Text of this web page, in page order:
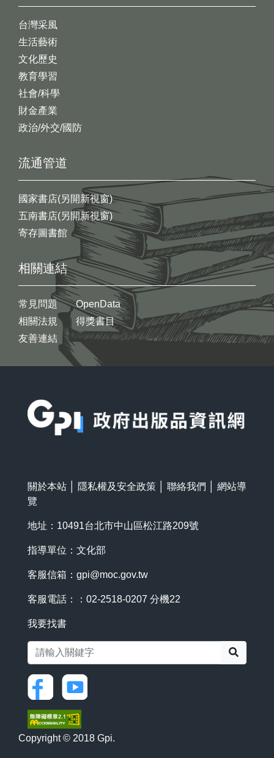
台灣采風
生活藝術
文化歷史
教育學習
社會/科學
財金產業
政治/外交/國防
流通管道
國家書店(另開新視窗)
五南書店(另開新視窗)
寄存圖書館
相關連結
常見問題
相關法規
友善連結
OpenData
得獎書目
關於本站 隱私權及安全政策 聯絡我們
網站導
覽
地址：10491台北市中山區松江路209號
指導單位：文化部
客服信箱： gpi@moc.gov.tw
客服電話：：02-2518-0207 分機22
我要找書
Copyright © 2018 Gpi.